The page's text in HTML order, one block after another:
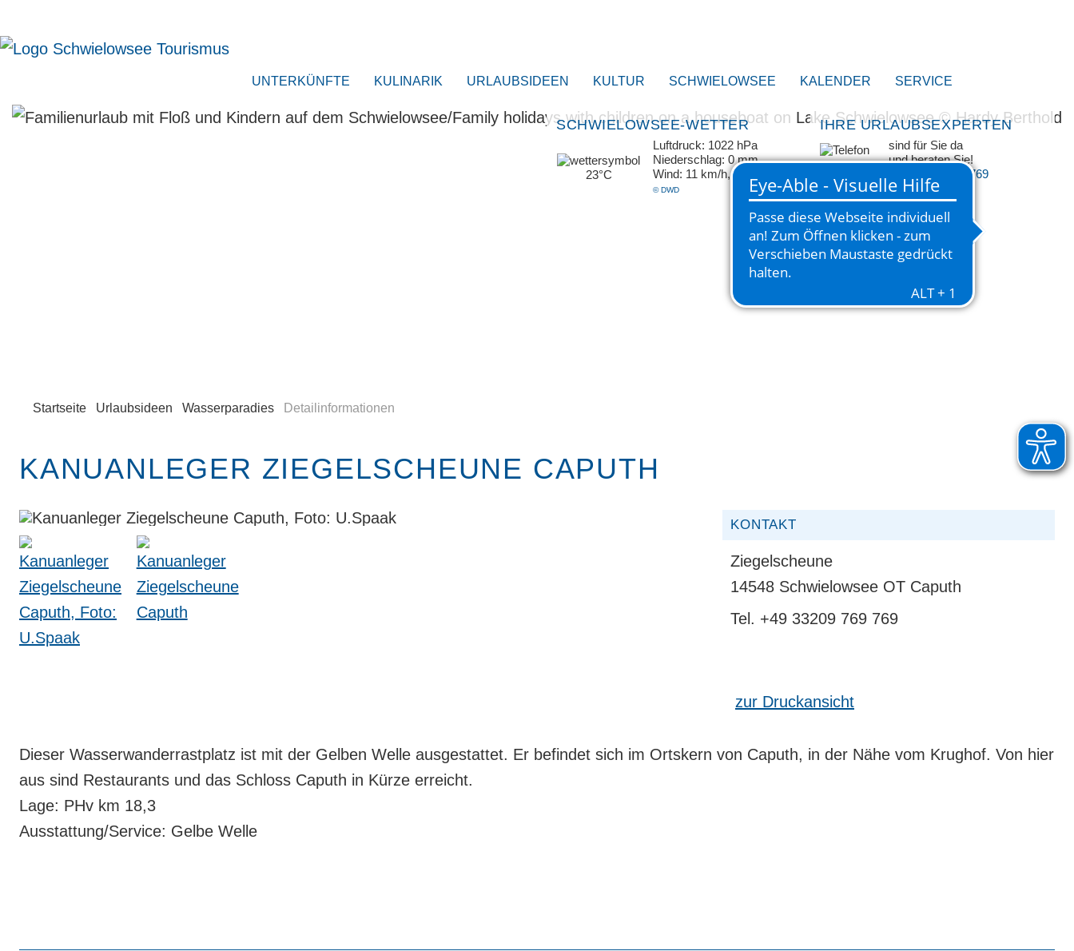
UNTERKÜNFTE KULINARIK URLAUBSIDEEN KULTUR SCHWIELOWSEE KALENDER SERVICE
SCHWIELOWSEE-WETTER
23°C
Luftdruck: 1022 hPa
Niederschlag: 0 mm
Wind: 11 km/h, NW
© DWD
IHRE URLAUBSEXPERTEN
sind für Sie da
und beraten Sie!
+49 33209 769 769
Startseite Urlaubsideen Wasserparadies Detailinformationen
KANUANLEGER ZIEGELSCHEUNE CAPUTH
KONTAKT
Ziegelscheune
14548 Schwielowsee OT Caputh
Tel. +49 33209 769 769
zur Druckansicht
Dieser Wasserwanderrastplatz ist mit der Gelben Welle ausgestattet. Er befindet sich im Ortskern von Caputh, in der Nähe vom Krughof. Von hier
aus sind Restaurants und das Schloss Caputh in Kürze erreicht.
Lage: PHv km 18,3
Ausstattung/Service: Gelbe Welle